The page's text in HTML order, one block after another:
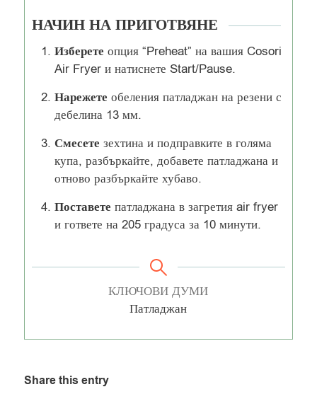
НАЧИН НА ПРИГОТВЯНЕ
Изберете опция “Preheat” на вашия Cosori
Air Fryer и натиснете Start/Pause.
Нарежете обеления патладжан на резени с
дебелина 13 мм.
Смесете зехтина и подправките в голяма
купа, разбъркайте, добавете патладжана и
отново разбъркайте хубаво.
Поставете патладжана в загретия air fryer
и гответе на 205 градуса за 10 минути.
КЛЮЧОВИ ДУМИ
Патладжан
Share this entry